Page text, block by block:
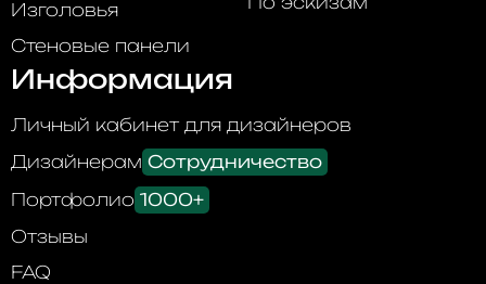
Изголовья
Стеновые панели
Информация
Личный кабинет для дизайнеров
Дизайнерам Сотрудничество
Портфолио 1000+
Отзывы
FAQ